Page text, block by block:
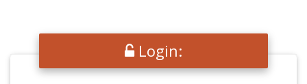
Login: